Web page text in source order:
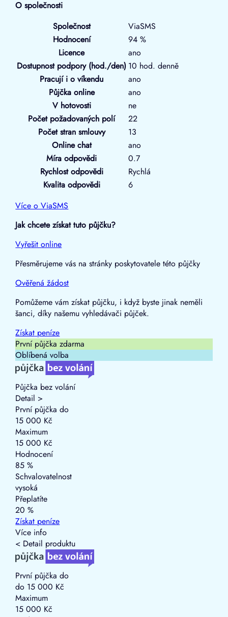
O společnosti
Společnost
ViaSMS
Hodnocení
94 %
Licence
ano
Dostupnost podpory (hod./den) 10 hod. denně
Pracují i o víkendu
ano
Půjčka online
ano
V hotovosti
ne
Počet požadovaných polí
22
Počet stran smlouvy
13
Online chat
ano
Míra odpovědi
0.7
Rychlost odpovědi
Rychlá
Kvalita odpovědi
6
Více o ViaSMS
Jak chcete získat tuto půjčku?
Vyřešit online
Přesměrujeme vás na stránky poskytovatele této půjčky
Ověřená žádost
Pomůžeme vám získat půjčku, i když byste jinak neměli
šanci, díky našemu vyhledávači půjček.
Získat peníze
První půjčka zdarma
Oblíbená volba
Půjčka bez volání
Detail >
První půjčka do
15 000 Kč
Maximum
15 000 Kč
Hodnocení
85 %
Schvalovatelnost
vysoká
Přeplatíte
20 %
Získat peníze
Více info
< Detail produktu
První půjčka do
do 15 000 Kč
Maximum
15 000 Kč